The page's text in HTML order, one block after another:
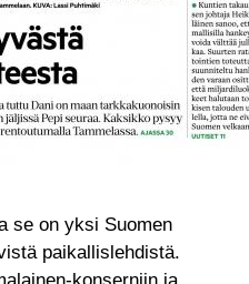
se on yksi Suomen
paikallislehdistä.